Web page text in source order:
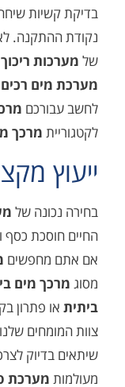
שיחה מקצועית על
לאחר מכן נציע
ריכוך מיםוכן
רכיםומערכות
מרכך מים ביתי
מרכך מים תעשייתי
מקצועי
שלמערכת ריכוך
כסף ומגנה על
מערכת ריכוך
מים ביתיסט משולב
בקנה מידה גדול
שלנו כאן כדי
לצרכים שלכם כולל
מערכת סינון מיםו